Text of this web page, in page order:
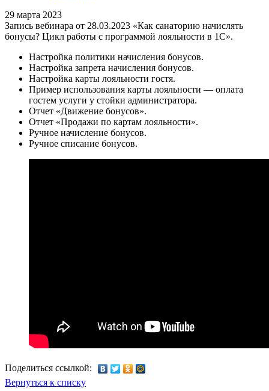
29 марта 2023
Запись вебинара от 28.03.2023 «Как санаторию начислять
бонусы? Цикл работы с программой лояльности в 1С».
Настройка политики начисления бонусов.
Настройка запрета начисления бонусов.
Настройка карты лояльности гостя.
Пример использования карты лояльности — оплата
гостем услуги у стойки администратора.
Отчет «Движение бонусов».
Отчет «Продажи по картам лояльности».
Ручное начисление бонусов.
Ручное списание бонусов.
Поделиться ссылкой:
Вернуться к списку